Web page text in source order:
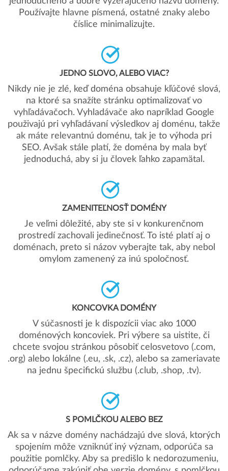
Používajte hlavne písmená, ostatné znaky alebo
číslice minimalizujte.
JEDNO SLOVO, ALEBO VIAC?
Nikdy nie je zlé, keď doména obsahuje kľúčové slová,
na ktoré sa snažíte stránku optimalizovať vo
vyhľadávačoch. Vyhladávače ako napríklad Google
použivajú pri vyhľadávaní výsledkov aj doménu, takže
ak máte relevantnú doménu, tak je to výhoda pri
SEO. Avšak stále platí, že doména by mala byť
jednoduchá, aby si ju človek ľahko zapamätal.
ZAMENITEĽNOSŤ DOMÉNY
Je veľmi dôležité, aby ste si v konkurenčnom
prostredí zachovali jedinečnosť. To isté platí aj o
doménach, preto si názov vyberajte tak, aby nebol
omylom zamenený za inú spoločnosť.
KONCOVKA DOMÉNY
V súčasnosti je k dispozícii viac ako 1000
doménových koncoviek. Pri výbere sa uistite, či
chcete svojou stránkou pôsobiť celosvetovo (.com,
.org) alebo lokálne (.eu, .sk, .cz), alebo sa zameriavate
na jednu špecifickú službu (.club, .shop, .tv).
S POMLČKOU ALEBO BEZ
Ak sa v názve domény nachádzajú dve slová, ktorých
spojením môže vzniknúť iný význam, odporúča sa
použitie pomlčky. Aby sa predišlo k nedorozumeniu,